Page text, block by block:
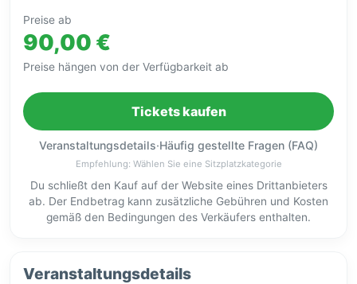
Preise ab
90,00 €
Preise hängen von der Verfügbarkeit ab
Tickets kaufen
Veranstaltungsdetails·Häufig gestellte Fragen (FAQ)
Empfehlung: Wählen Sie eine Sitzplatzkategorie
Du schließt den Kauf auf der Website eines Drittanbieters
ab. Der Endbetrag kann zusätzliche Gebühren und Kosten
gemäß den Bedingungen des Verkäufers enthalten.
Veranstaltungsdetails